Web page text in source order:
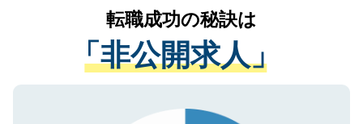
は、個人情報の取り扱いについての厳密な
管理基準を満たした事業者のみに付与され
る、プライバシーマークを取得済みです。
で、機密保持に関してもご安心ください。
かがいして、現在の医療機関の状況や紹介
経験をまじえながら、適切なアドバイスを
させていただきます。すぐにご転職をされ
ない方には、長期的なサポートが可能です
ので、まずはご登録ください。
転職成功の秘訣は
「非公開求人」